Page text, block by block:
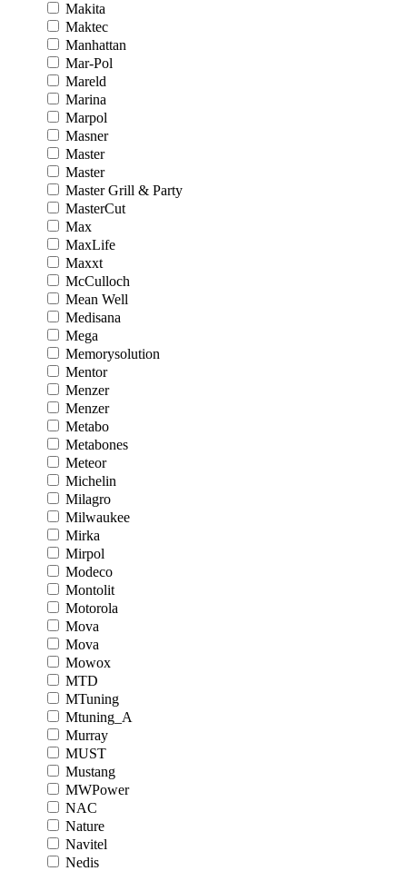
Makita
Maktec
Manhattan
Mar-Pol
Mareld
Marina
Marpol
Masner
Master
Master
Master Grill & Party
MasterCut
Max
MaxLife
Maxxt
McCulloch
Mean Well
Medisana
Mega
Memorysolution
Mentor
Menzer
Menzer
Metabo
Metabones
Meteor
Michelin
Milagro
Milwaukee
Mirka
Mirpol
Modeco
Montolit
Motorola
Mova
Mova
Mowox
MTD
MTuning
Mtuning_A
Murray
MUST
Mustang
MWPower
NAC
Nature
Navitel
Nedis